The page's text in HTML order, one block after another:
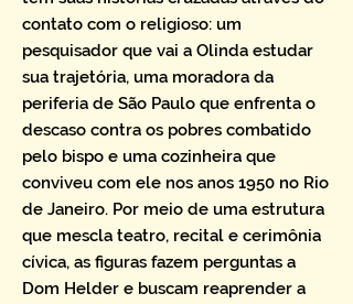
contato com o religioso: um
pesquisador que vai a Olinda estudar
sua trajetória, uma moradora da
periferia de São Paulo que enfrenta o
descaso contra os pobres combatido
pelo bispo e uma cozinheira que
conviveu com ele nos anos 1950 no Rio
de Janeiro. Por meio de uma estrutura
que mescla teatro, recital e cerimônia
cívica, as figuras fazem perguntas a
Dom Helder e buscam reaprender a